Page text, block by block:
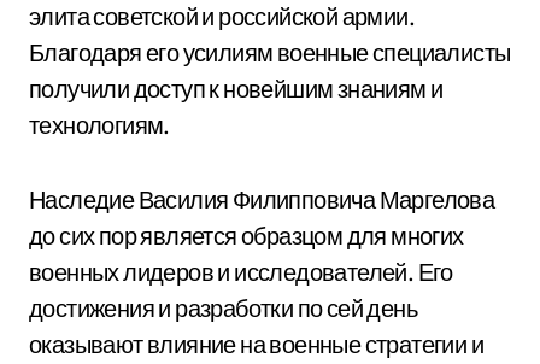
элита советской и российской армии.
Благодаря его усилиям военные специалисты
получили доступ к новейшим знаниям и
технологиям.
Наследие Василия Филипповича Маргелова
до сих пор является образцом для многих
военных лидеров и исследователей. Его
достижения и разработки по сей день
оказывают влияние на военные стратегии и